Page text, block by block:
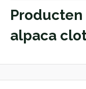
alpaca